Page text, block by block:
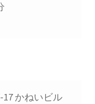
かねいビル